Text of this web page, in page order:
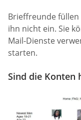
Brieffreunde
ihn nicht ein. Sie
Mail-Dienste
starten.
Sind die Konten